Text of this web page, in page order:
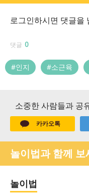
로그인하시면 댓글을
댓글 0
#인지 #소근육
소중한 사람들과 공
카카오톡
놀이법과 함께 보
놀이법